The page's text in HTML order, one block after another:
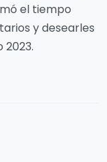
el tiempo
y desearles
2023.